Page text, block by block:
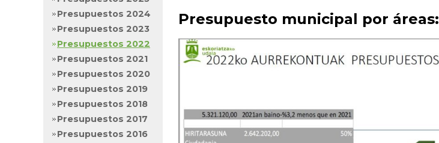
Presupuesto municipal por áreas:
Presupuestos 2024
Presupuestos 2023
Presupuestos 2022
Presupuestos 2021
Presupuestos 2020
Presupuestos 2019
Presupuestos 2018
Presupuestos 2017
Presupuestos 2016